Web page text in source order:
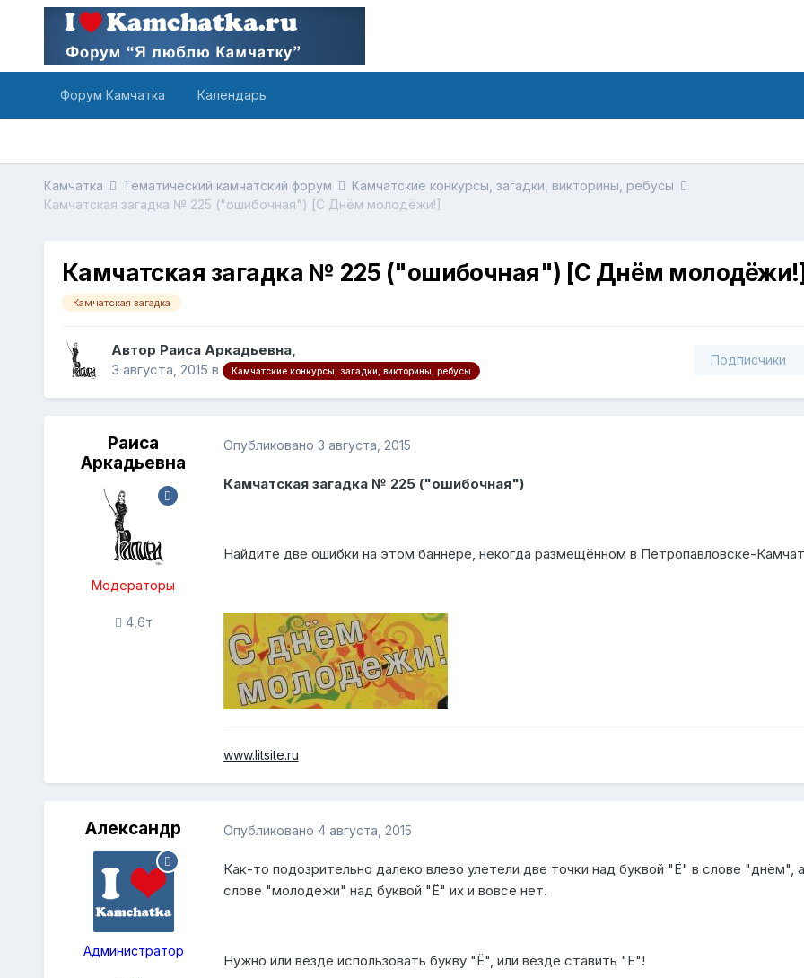
Форум Камчатка Календарь
Камчатка Тематический камчатский форум
Камчатские конкурсы, загадки, викторины, ребусы
Камчатская загадка № 225 ("ошибочная") [С Днём молодёжи!]
Камчатская загадка № 225 ("ошибочная") [С Днём
Камчатская загадка
Автор Раиса Аркадьевна,
3 августа, 2015 в Камчатские конкурсы, загадки, викторины, ребусы
Подписчики
Раиса
Аркадьевна
Модераторы
4,6т
Опубликовано 3 августа, 2015
Камчатская загадка № 225 ("ошибочная")
Найдите две ошибки на этом баннере, некогда размещённом в Петропавловске-
www.litsite.ru
Александр
Администратор
Опубликовано 4 августа, 2015
Как-то подозрительно далеко влево улетели две точки над буквой "Ё" в слове "днём",
слове "молодежи" над буквой "Ё" их и вовсе нет.
Нужно или везде использовать букву "Ё", или везде ставить "Е"!